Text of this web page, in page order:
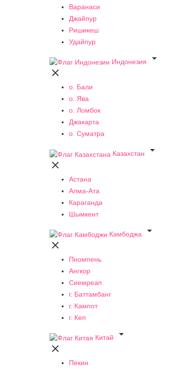
Варанаси
Джайпур
Ришикеш
Удайпур
Индонезия


о. Бали
о. Ява
о. Ломбок
Джакарта
о. Суматра
Казахстан


Астана
Алма-Ата
Караганда
Шымкент
Камбоджа


Пномпень
Ангкор
Сиемреап
г. Баттамбанг
г. Кампот
г. Кеп
Китай


Пекин